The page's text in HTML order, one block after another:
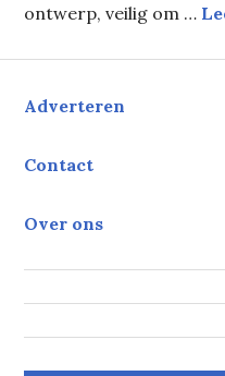
ontwerp, veilig om …
Adverteren
Contact
Over ons